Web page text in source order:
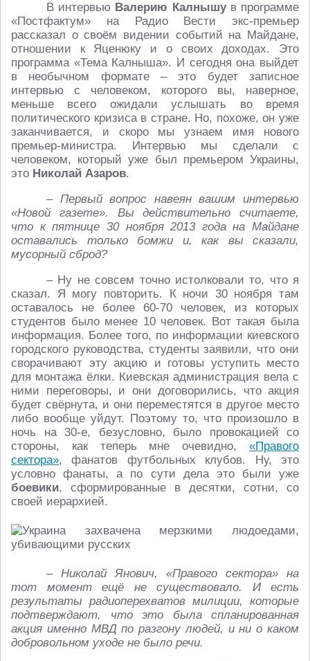
В интервью Валерию Калнышув программе
«Постфактум» на Радио Вести экс-премьер
рассказал о своём видении событий на Майдане,
отношении к Яценюку и о своих доходах. Это
программа «Тема Калныша». И сегодня она выйдет
в необычном формате – это будет записное
интервью с человеком, которого вы, наверное,
меньше всего ожидали услышать во время
политического кризиса в стране. Но, похоже, он уже
заканчивается, и скоро мы узнаем имя нового
премьер-министра. Интервью мы сделали с
человеком, который уже был премьером Украины,
это Николай Азаров.
– Первый вопрос навеян вашим интервью
«Новой газете». Вы действительно считаете,
что к пятнице 30 ноября 2013 года на Майдане
оставались только бомжи и, как вы сказали,
мусорный сброд?
– Ну не совсем точно истолковали то, что я
сказал. Я могу повторить. К ночи 30 ноября там
оставалось не более 60-70 человек, из которых
студентов было менее 10 человек. Вот такая была
информация. Более того, по информации киевского
городского руководства, студенты заявили, что они
сворачивают эту акцию и готовы уступить место
для монтажа ёлки. Киевская администрация вела с
ними переговоры, и они договорились, что акция
будет свёрнута, и они переместятся в другое место
либо вообще уйдут. Поэтому то, что произошло в
ночь на 30-е, безусловно, было провокацией со
стороны, как теперь мне очевидно, «Правого
сектора», фанатов футбольных клубов. Ну, это
условно фанаты, а по сути дела это были уже
боевики, сформированные в десятки, сотни, со
своей иерархией.
– Николай Янович, «Правого сектора» на
тот момент ещё не существовало. И есть
результаты радиоперехватов милиции, которые
подтверждают, что это была спланированная
акция именно МВД по разгону людей, и ни о каком
добровольном уходе не было речи.